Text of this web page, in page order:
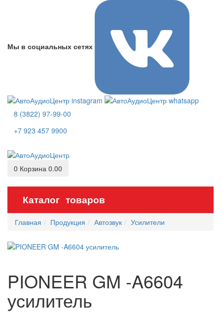
Мы в социальных сетях
8 (3822) 97-99-00
+7 923 457 9900
0 Корзина 0.00
Каталог товаров
Главная Продукция Автозвук Усилители
PIONEER GM -A6604
усилитель